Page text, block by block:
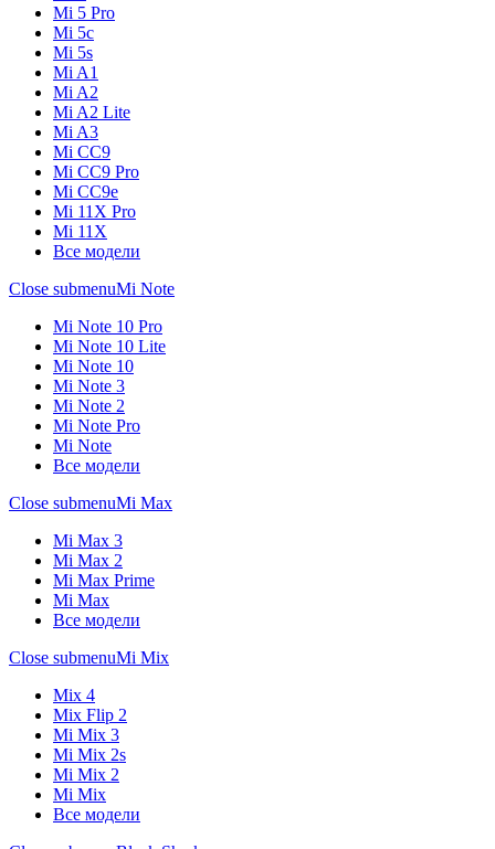
Mi 5 Pro
Mi 5c
Mi 5s
Mi A1
Mi A2
Mi A2 Lite
Mi A3
Mi CC9
Mi CC9 Pro
Mi CC9e
Mi 11X Pro
Mi 11X
Все модели
Close submenuMi Note
Mi Note 10 Pro
Mi Note 10 Lite
Mi Note 10
Mi Note 3
Mi Note 2
Mi Note Pro
Mi Note
Все модели
Close submenuMi Max
Mi Max 3
Mi Max 2
Mi Max Prime
Mi Max
Все модели
Close submenuMi Mix
Mix 4
Mix Flip 2
Mi Mix 3
Mi Mix 2s
Mi Mix 2
Mi Mix
Все модели